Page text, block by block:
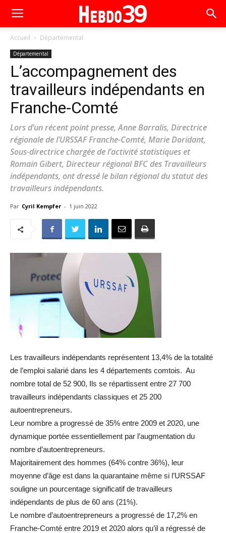
Accueil Départemental
Départemental
L’accompagnement des
travailleurs indépendants en
Franche-Comté
Lors d’un récent point presse, Anne Barralis, Directrice
régionale de l’URSSAF Franche-Comté, Marie Doridant,
Sous-directrice chargée de l’activité statistiques et
Romain Gibert, Directeur régional BFC des Travailleurs
indépendants, ont dressé le bilan régional du statut des
travailleurs indépendants.
Par Cyril Kempfer - 1 juin 2022
Les travailleurs indépendants représentent 13,4% de la totalité
de l’emploi salarié dans les 4 départements comtois. Au
nombre total de 52 900, Ils se répartissent entre 27 700
travailleurs indépendants classiques et 25 200
autoentrepreneurs.
Leur nombre a progressé de 35% entre 2009 et 2020, une
dynamique portée essentiellement par l’augmentation du
nombre d’autoentrepreneurs.
Majoritairement des hommes (64% contre 36%), leur
moyenne d’âge est dans la quarantaine même si l’URSSAF
souligne un pourcentage significatif de travailleurs
indépendants de plus de 60 ans (21%).
Le nombre d’autoentrepreneurs a progressé de 17,2% en
Franche-Comté entre 2019 et 2020 alors qu’il a régressé de